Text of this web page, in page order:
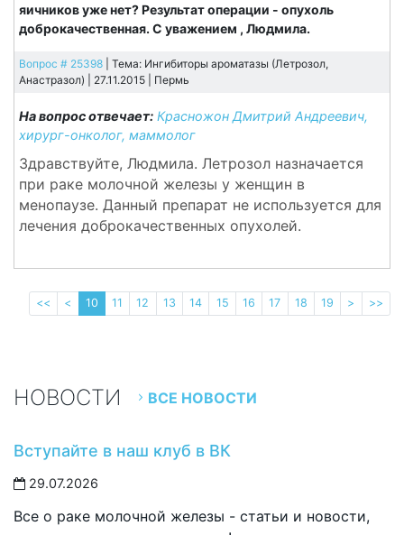
яичников уже нет? Результат операции - опухоль
доброкачественная. С уважением , Людмила.
Вопрос # 25398 | Тема: Ингибиторы ароматазы (Летрозол,
Анастразол) | 27.11.2015 | Пермь
На вопрос отвечает: Красножон Дмитрий Андреевич,
хирург-онколог, маммолог
Здравствуйте, Людмила. Летрозол назначается
при раке молочной железы у женщин в
менопаузе. Данный препарат не используется для
лечения доброкачественных опухолей.
<< < 10 11 12 13 14 15 16 17 18 19 > >>
НОВОСТИ ВСЕ НОВОСТИ
Вступайте в наш клуб в ВК
29.07.2026
Все о раке молочной железы - статьи и новости,